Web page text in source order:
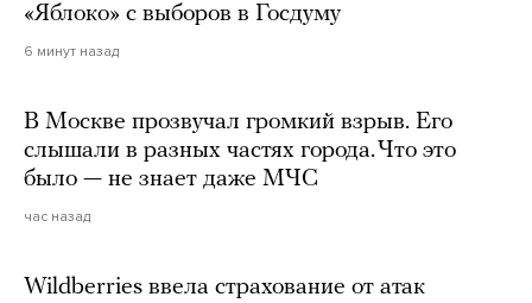
«Яблоко» с выборов в Госдуму
6 минут назад
В Москве прозвучал громкий взрыв. Его
слышали в разных частях города. Что это
было — не знает даже МЧС
час назад
Wildberries ввела страхование от атак